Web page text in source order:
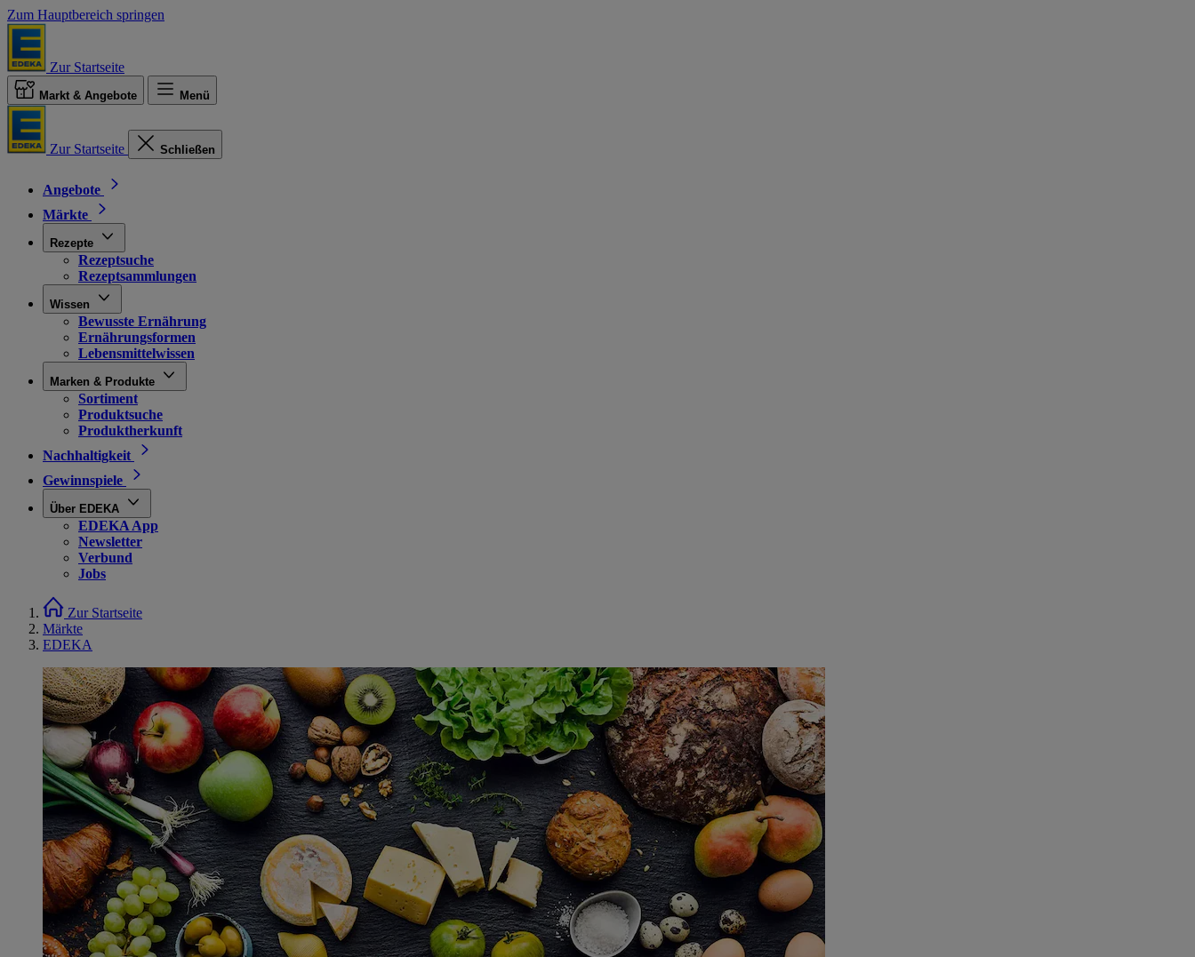
Zum Hauptbereich springen
Zur Startseite
Markt & Angebote Menü
Zur Startseite Schließen
Angebote
Märkte
Rezepte
Rezeptsuche
Rezeptsammlungen
Wissen
Bewusste Ernährung
Ernährungsformen
Lebensmittelwissen
Marken & Produkte
Sortiment
Produktsuche
Produktherkunft
Nachhaltigkeit
Gewinnspiele
Über EDEKA
EDEKA App
Newsletter
Verbund
Jobs
Zur Startseite
Märkte
EDEKA